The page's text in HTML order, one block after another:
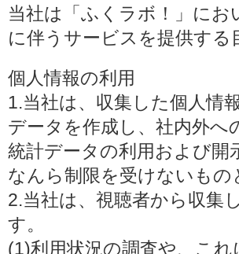
当社は「ふくラボ！」に
に伴うサービスを提供す
個人情報の利用
1.当社は、収集した個人情
データを作成し、社内外へ
統計データの利用および開
なんら制限を受けないもの
2.当社は、視聴者から収集
す。
(1)利用状況の調査や、こ